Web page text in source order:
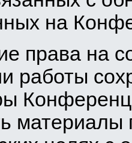
на
права на
работы